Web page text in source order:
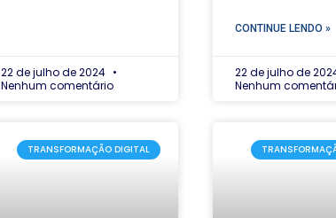
22 de julho de 2024
Nenhum comentário
CONTINUE LENDO »
22 de julho de
Nenhum
TRANSFORMAÇÃO DIGITAL